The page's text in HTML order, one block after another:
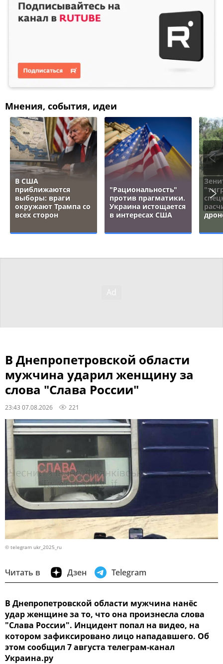
Мнения, события, идеи
В США
приближаются
выборы: враги
окружают Трампа со
всех сторон
"Рациональность"
против прагматики.
Украина истощается
в интересах США
В Днепропетровской области
мужчина ударил женщину за
слова "Слава России"
23:43 07.08.2026 221
© telegram ukr_2025_ru
Читать в Дзен Telegram
В Днепропетровской области мужчина нанёс
удар женщине за то, что она произнесла слова
"Слава России". Инцидент попал на видео, на
котором зафиксировано лицо нападавшего. Об
этом сообщил 7 августа телеграм-канал
Украина.ру